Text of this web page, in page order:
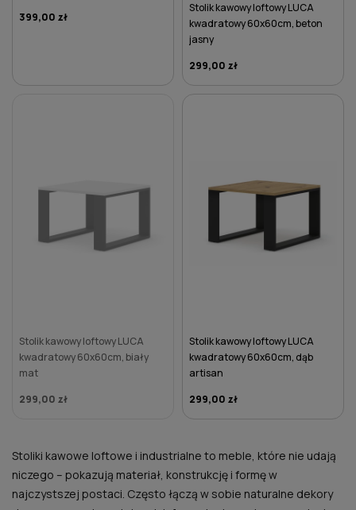
399,00 zł
Stolik kawowy loftowy LUCA
kwadratowy 60x60cm, beton
jasny
299,00 zł
Stolik kawowy loftowy LUCA
kwadratowy 60x60cm, biały
mat
299,00 zł
Stolik kawowy loftowy LUCA
kwadratowy 60x60cm, dąb
artisan
299,00 zł
Stoliki kawowe loftowe i industrialne to meble, które nie udają
niczego – pokazują materiał, konstrukcję i formę w
najczystszej postaci. Często łączą w sobie naturalne dekory